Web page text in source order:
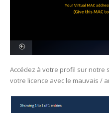
Accédez à votre profil sur notre
votre licence avec le mauvais /